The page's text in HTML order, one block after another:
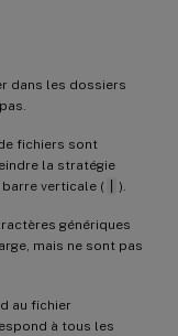
dans les dossiers
fichiers sont
la stratégie
verticale (
).
génériques
mais ne sont pas
au fichier
à tous les